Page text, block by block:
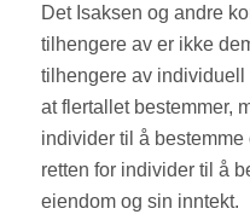
Det Isaksen og andre
tilhengere av er ikke
tilhengere av individuell
at flertallet bestemmer,
individer til å bestemme
retten for individer til å
eiendom og sin inntekt.